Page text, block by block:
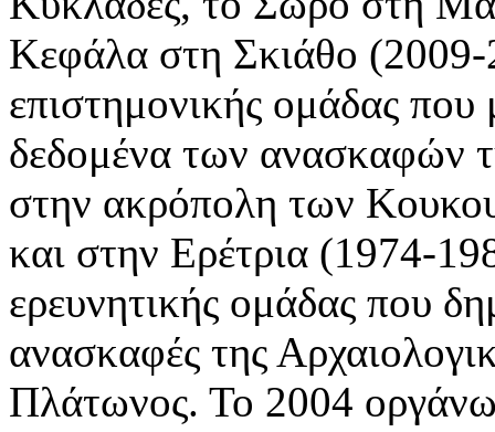
Κεφάλα στη Σκιάθο (2009-
επιστημονικής ομάδας
δεδομένα των ανασκαφών
στην ακρόπολη των
και στην Ερέτρια (1974-
ερευνητικής ομάδας που
ανασκαφές της
Πλάτωνος. Το 2004